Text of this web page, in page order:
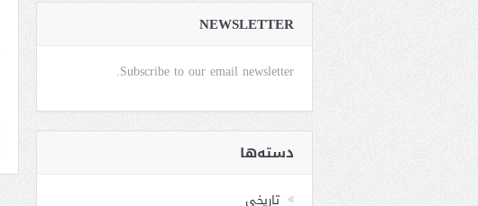
NEWSLETTER
Subscribe to our email newsletter.
دسته‌ها
تاریخی